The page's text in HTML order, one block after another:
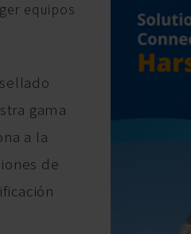
equipos
gama
a la
de